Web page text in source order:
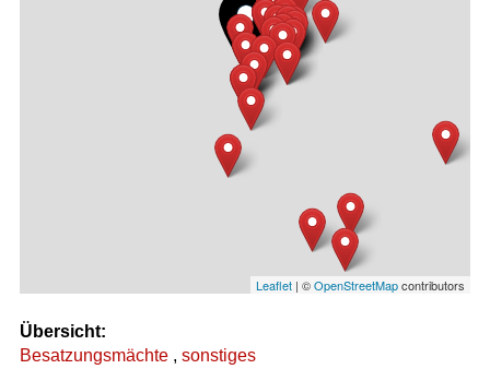
Leaflet | ©OpenStreetMapcontributors
Übersicht:
Besatzungsmächte , sonstiges